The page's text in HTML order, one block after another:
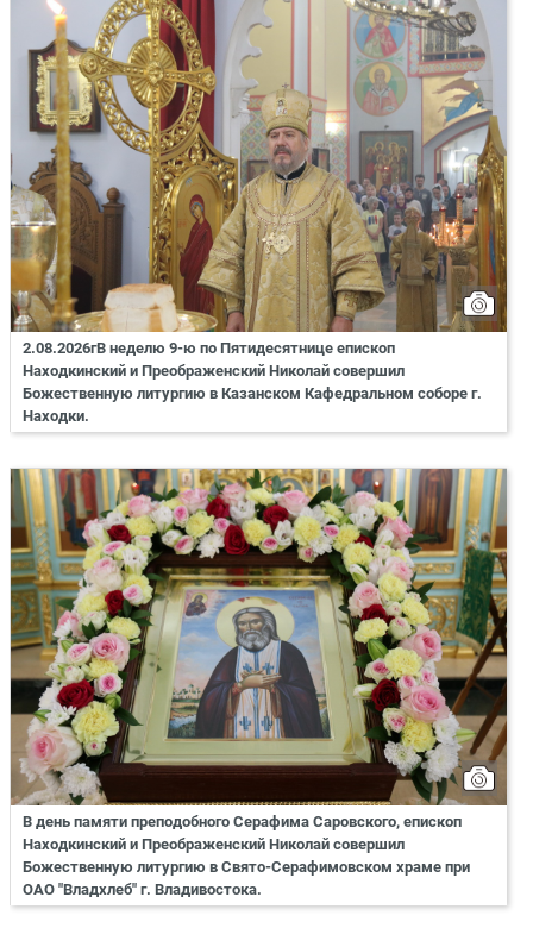
2.08.2026гВ неделю 9-ю по Пятидесятнице епископ
Находкинский и Преображенский Николай совершил
Божественную литургию в Казанском Кафедральном соборе г.
Находки.
В день памяти преподобного Серафима Саровского, епископ
Находкинский и Преображенский Николай совершил
Божественную литургию в Свято-Серафимовском храме при
ОАО "Владхлеб" г. Владивостока.